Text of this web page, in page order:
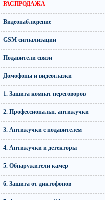
РАСПРОДАЖА
Видеонаблюдение
GSM сигнализации
Подавители связи
Домофоны и видеоглазки
1. Защита комнат переговоров
2. Профессиональн. антижучки
3. Антижучки с подавителем
4. Антижучки и детекторы
5. Обнаружители камер
6. Защита от диктофонов